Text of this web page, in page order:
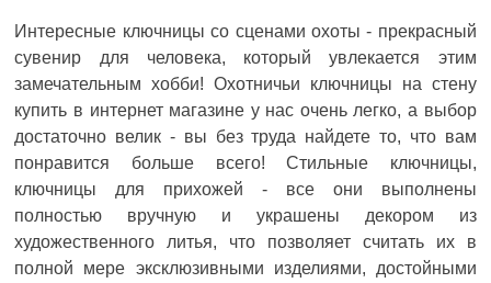
Интересные ключницы со сценами охоты - прекрасный
сувенир для человека, который увлекается этим
замечательным хобби! Охотничьи ключницы на стену
купить в интернет магазине у нас очень легко, а выбор
достаточно велик - вы без труда найдете то, что вам
понравится больше всего! Стильные ключницы,
ключницы для прихожей - все они выполнены
полностью вручную и украшены декором из
художественного литья, что позволяет считать их в
полной мере эксклюзивными изделиями, достойными